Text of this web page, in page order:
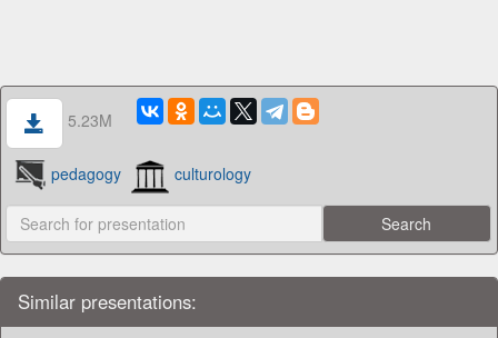
5.23M
pedagogy culturology
Similar presentations: